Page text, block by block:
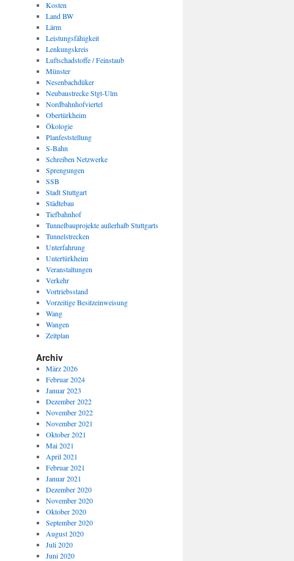
Kosten
Land BW
Lärm
Leistungsfähigkeit
Lenkungskreis
Luftschadstoffe / Feinstaub
Münster
Nesenbachdüker
Neubaustrecke Stgt-Ulm
Nordbahnhofviertel
Obertürkheim
Ökologie
Planfeststellung
S-Bahn
Schreiben Netzwerke
Sprengungen
SSB
Stadt Stuttgart
Städtebau
Tiefbahnhof
Tunnelbauprojekte außerhalb Stuttgarts
Tunnelstrecken
Unterfahrung
Untertürkheim
Veranstaltungen
Verkehr
Vortriebsstand
Vorzeitige Besitzeinweisung
Wang
Wangen
Zeitplan
Archiv
März 2026
Februar 2024
Januar 2023
Dezember 2022
November 2022
November 2021
Oktober 2021
Mai 2021
April 2021
Februar 2021
Januar 2021
Dezember 2020
November 2020
Oktober 2020
September 2020
August 2020
Juli 2020
Juni 2020